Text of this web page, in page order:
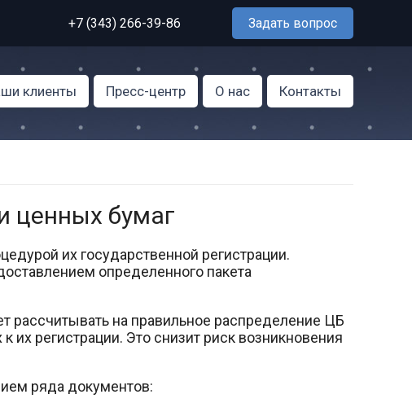
Задать вопрос
+7 (343) 266-39-86
клиенты Пресс-центр О нас Контакты
ценных бумаг
их государственной регистрации.
определенного пакета
рассчитывать на правильное распределение ЦБ
регистрации. Это снизит риск возникновения
ряда документов: